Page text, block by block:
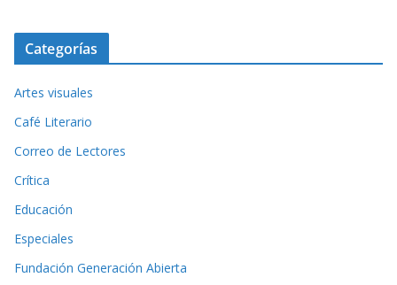
Categorías
Artes visuales
Café Literario
Correo de Lectores
Crítica
Educación
Especiales
Fundación Generación Abierta